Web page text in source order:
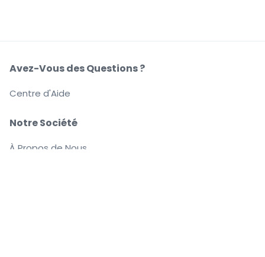
Notre Société
À Propos de Nous
Avez-Vous des Questions ?
Centre d'Aide